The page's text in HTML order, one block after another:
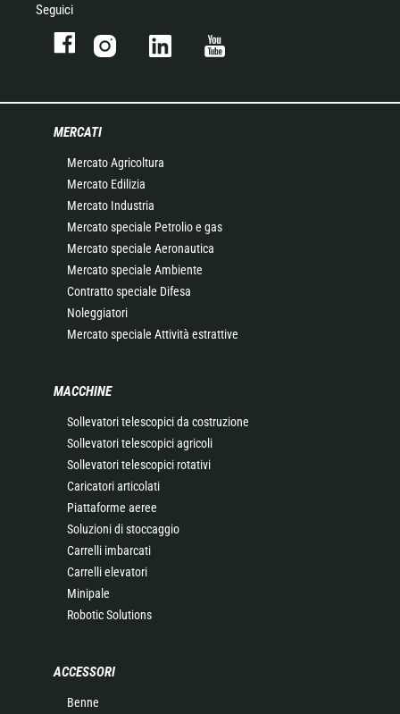
Seguici
MERCATI
Mercato Agricoltura
Mercato Edilizia
Mercato Industria
Mercato speciale Petrolio e gas
Mercato speciale Aeronautica
Mercato speciale Ambiente
Contratto speciale Difesa
Noleggiatori
Mercato speciale Attività estrattive
MACCHINE
Sollevatori telescopici da costruzione
Sollevatori telescopici agricoli
Sollevatori telescopici rotativi
Caricatori articolati
Piattaforme aeree
Soluzioni di stoccaggio
Carrelli imbarcati
Carrelli elevatori
Minipale
Robotic Solutions
ACCESSORI
Benne